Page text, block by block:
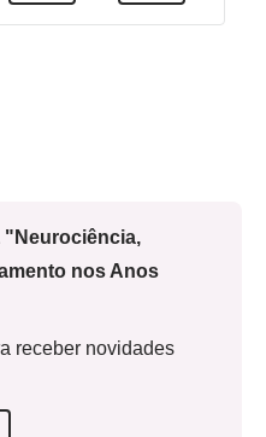
"Neurociência,
nos Anos
receber novidades